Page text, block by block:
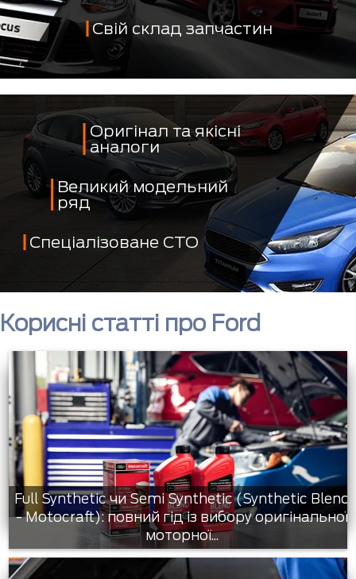
Свій склад запчастин
Оригінал та якісні
аналоги
Великий модельний
ряд
Спеціалізоване СТО
Корисні статті про Ford
Full Synthetic чи Semi Synthetic (Synthetic Blend
- Motocraft): повний гід із вибору оригінальної
моторної...